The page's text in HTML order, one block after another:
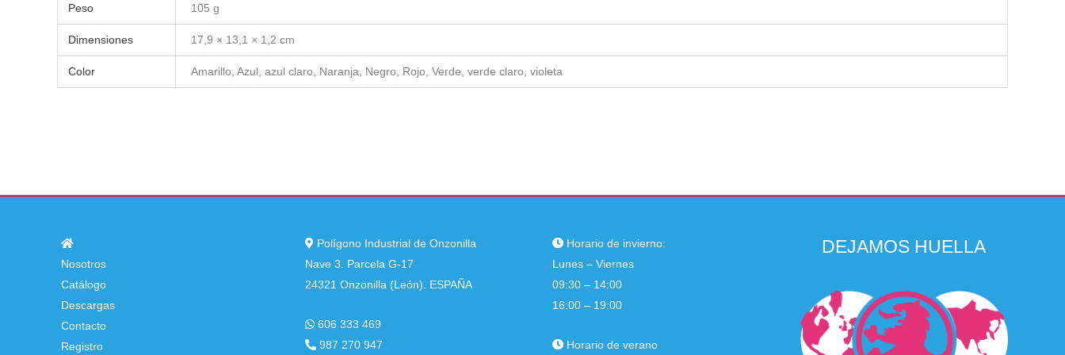
Peso 105 g
Dimensiones 17,9 × 13,1 × 1,2 cm
Color Amarillo, Azul, azul claro, Naranja, Negro, Rojo, Verde, verde claro, violeta
Nosotros
Catálogo
Descargas
Contacto
Registro
Polígono Industrial de Onzonilla
Nave 3. Parcela G-17
24321 Onzonilla (León). ESPAÑA
606 333 469
987 270 947
Horario de invierno:
Lunes – Viernes
09:30 – 14:00
16:00 – 19:00
Horario de verano
DEJAMOS HUELLA